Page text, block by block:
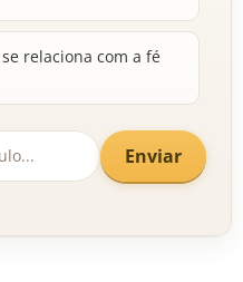
relaciona com a fé
Enviar